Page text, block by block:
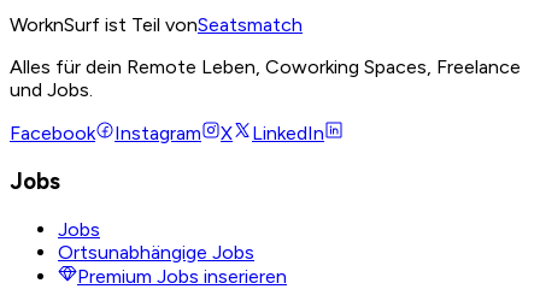
WorknSurf ist Teil vonSeatsmatch
Alles für dein Remote Leben, Coworking Spaces, Freelance
und Jobs.
Facebook
Instagram X LinkedIn
Jobs
Jobs
Ortsunabhängige Jobs
Premium Jobs inserieren